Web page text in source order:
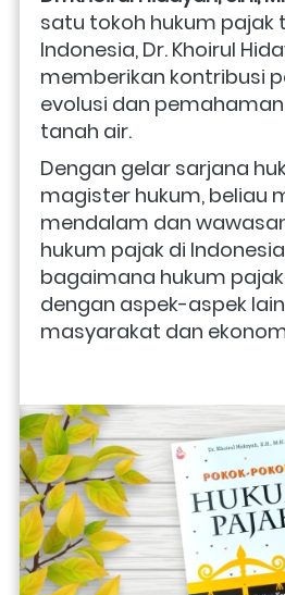
satu tokoh hukum pajak
Indonesia, Dr. Khoirul
memberikan kontribusi
evolusi dan
tanah air.
Dengan gelar sarjana
magister hukum, beliau
mendalam dan
hukum pajak di
bagaimana hukum
dengan aspek-aspek
masyarakat dan